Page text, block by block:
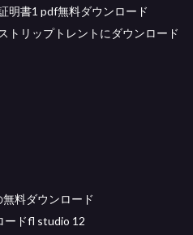
明書1 pdf無料ダウンロード
トリップトレントにダウンロード
料ダウンロード
ードfl studio 12